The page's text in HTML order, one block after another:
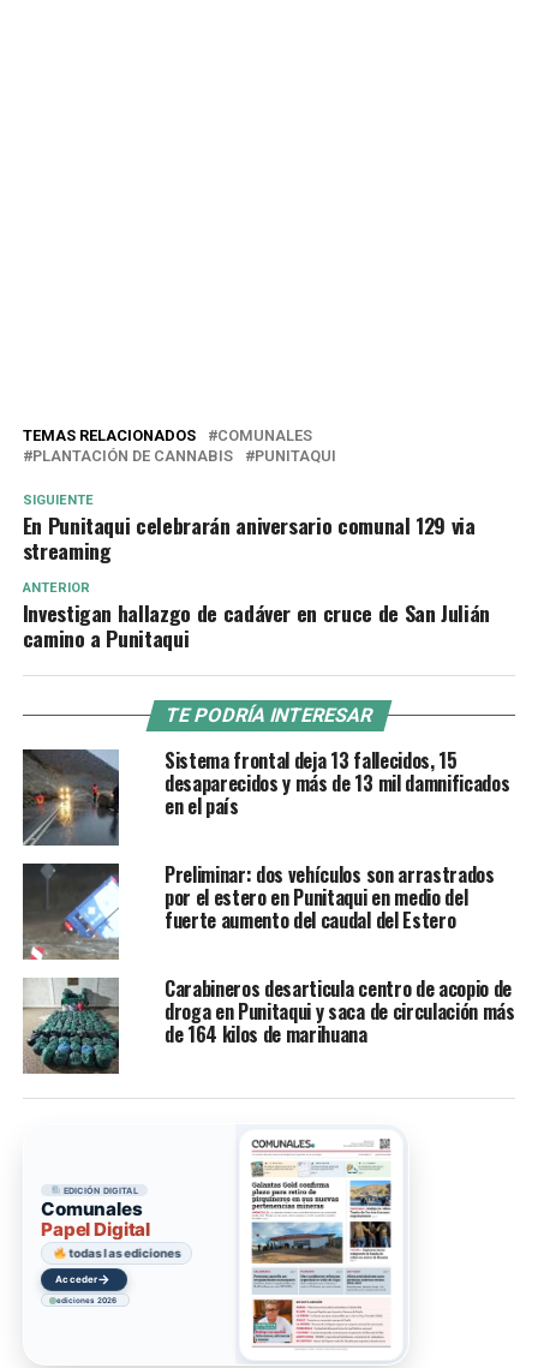
TEMAS RELACIONADOS
COMUNALES
PLANTACIÓN DE CANNABIS
PUNITAQUI
SIGUIENTE
En Punitaqui celebrarán aniversario comunal 129 via
streaming
ANTERIOR
Investigan hallazgo de cadáver en cruce de San Julián
camino a Punitaqui
TE PODRÍA INTERESAR
Sistema frontal deja 13 fallecidos, 15
desaparecidos y más de 13 mil damnificados
en el país
Preliminar: dos vehículos son arrastrados
por el estero en Punitaqui en medio del
fuerte aumento del caudal del Estero
Carabineros desarticula centro de acopio de
droga en Punitaqui y saca de circulación más
de 164 kilos de marihuana
EDICIÓN DIGITAL
Comunales
Papel Digital
todas las ediciones
Acceder→
ediciones 2026